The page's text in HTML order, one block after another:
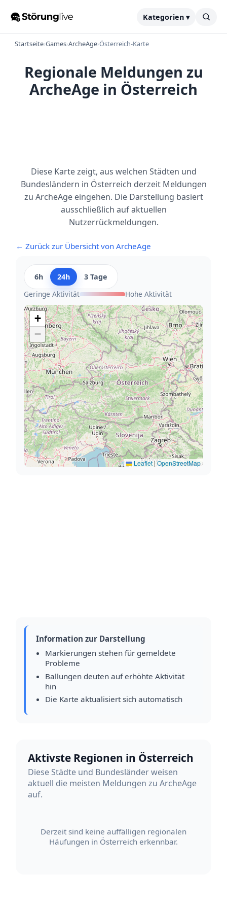
Kategorien ▾
Startseite›Games›ArcheAge›Österreich-Karte
Regionale Meldungen zu
ArcheAge in Österreich
Diese Karte zeigt, aus welchen Städten und
Bundesländern in Österreich derzeit Meldungen
zu ArcheAge eingehen. Die Darstellung basiert
ausschließlich auf aktuellen
Nutzerrückmeldungen.
← Zurück zur Übersicht von ArcheAge
6h 24h
3 Tage
Geringe Aktivität
Hohe Aktivität
+
−
Leaflet| OpenStreetMap
Information zur Darstellung
Markierungen stehen für gemeldete
Probleme
Ballungen deuten auf erhöhte Aktivität
hin
Die Karte aktualisiert sich automatisch
Aktivste Regionen in Österreich
Diese Städte und Bundesländer weisen
aktuell die meisten Meldungen zu ArcheAge
auf.
Derzeit sind keine auffälligen regionalen
Häufungen in Österreich erkennbar.